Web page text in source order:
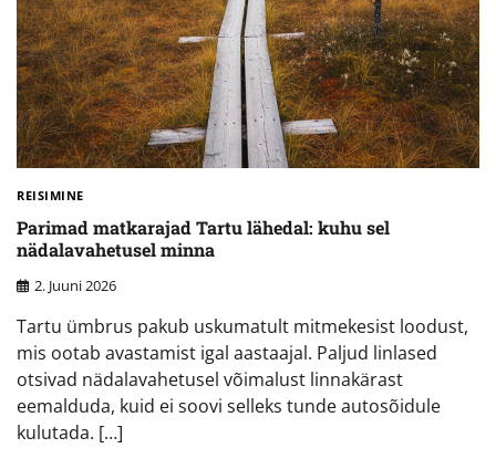
REISIMINE
Parimad matkarajad Tartu lähedal: kuhu sel
nädalavahetusel minna
2. Juuni 2026
Tartu ümbrus pakub uskumatult mitmekesist loodust,
mis ootab avastamist igal aastaajal. Paljud linlased
otsivad nädalavahetusel võimalust linnakärast
eemalduda, kuid ei soovi selleks tunde autosõidule
kulutada. […]